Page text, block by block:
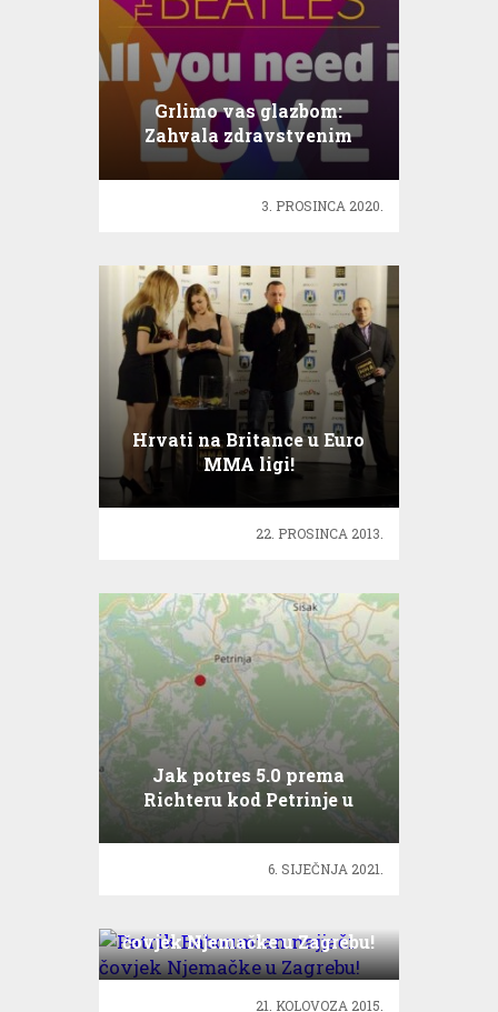
Grlimo vas glazbom:
Zahvala zdravstvenim
djelatnicima Hrvatske
3. PROSINCA 2020.
Hrvati na Britance u Euro
MMA ligi!
22. PROSINCA 2013.
Jak potres 5.0 prema
Richteru kod Petrinje u
6. SIJEČNJA 2021.
čovjek Njemačke u Zagrebu!
21. KOLOVOZA 2015.